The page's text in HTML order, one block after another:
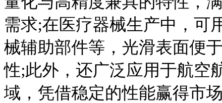
需求;在医疗器械生产中，可
械辅助部件等，光滑表面便
性;此外，还广泛应用于航空
域，凭借稳定的性能赢得市